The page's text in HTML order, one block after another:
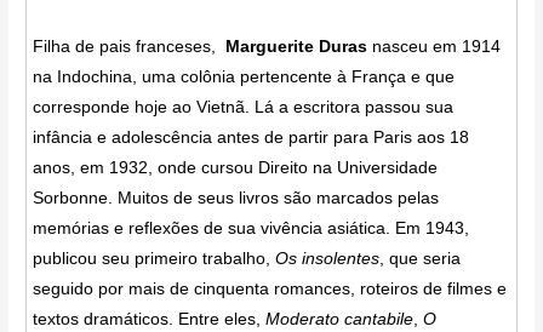
Filha de pais franceses, Marguerite Duras nasceu em 1914
na Indochina, uma colônia pertencente à França e que
corresponde hoje ao Vietnã. Lá a escritora passou sua
infância e adolescência antes de partir para Paris aos 18
anos, em 1932, onde cursou Direito na Universidade
Sorbonne. Muitos de seus livros são marcados pelas
memórias e reflexões de sua vivência asiática. Em 1943,
publicou seu primeiro trabalho,Os insolentes, que seria
seguido por mais de cinquenta romances, roteiros de filmes e
textos dramáticos. Entre eles,Moderato cantabile,O